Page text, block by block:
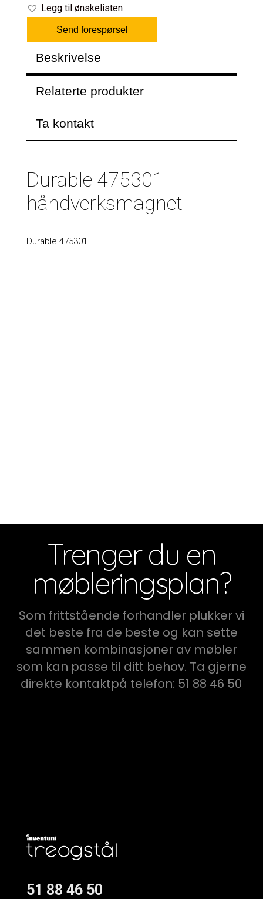
Legg til ønskelisten
Send forespørsel
Beskrivelse
Relaterte produkter
Ta kontakt
Durable 475301
håndverksmagnet
Durable 475301
Trenger du en
møbleringsplan?
Som frittstående forhandler plukker vi
det beste fra de beste og kan sette
sammen kombinasjoner av møbler
som kan passe til ditt behov. Ta gjerne
direkte kontaktpå telefon: 51 88 46 50
51 88 46 50